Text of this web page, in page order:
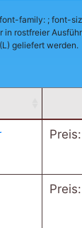
family: ; font-
rostfreier
geliefert werden.
Preis:
Preis: